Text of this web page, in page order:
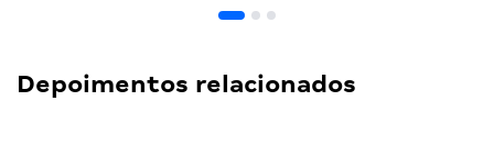
Depoimentos relacionados